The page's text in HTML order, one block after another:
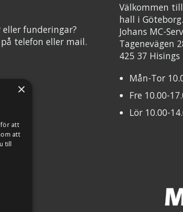
funderingar?
telefon eller mail.
Välkommen
hall i Göteborg.
Johans MC-
Tagenevägen
425 37 Hisings
Mån-Tor
Fre 10.00-
Lör 10.00-
×
för att
att
till